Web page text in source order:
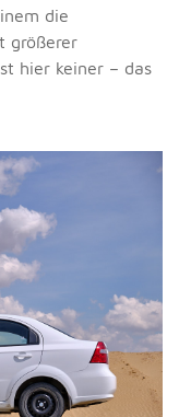
die
größerer
hier keiner – das